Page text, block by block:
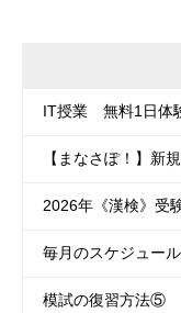
IT授業 無料1日体
【まなさぽ！】新
2026年《漢検》受
毎月のスケジュー
模試の復習方法⑤